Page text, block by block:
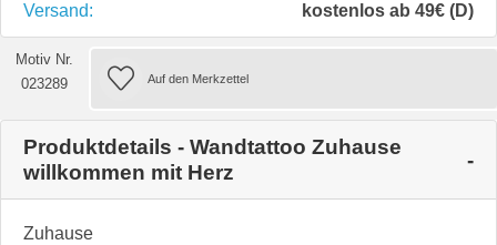
Versand:
kostenlos ab 49€ (D)
Motiv Nr.
023289
Produktdetails - Wandtattoo Zuhause
willkommen mit Herz
Zuhause